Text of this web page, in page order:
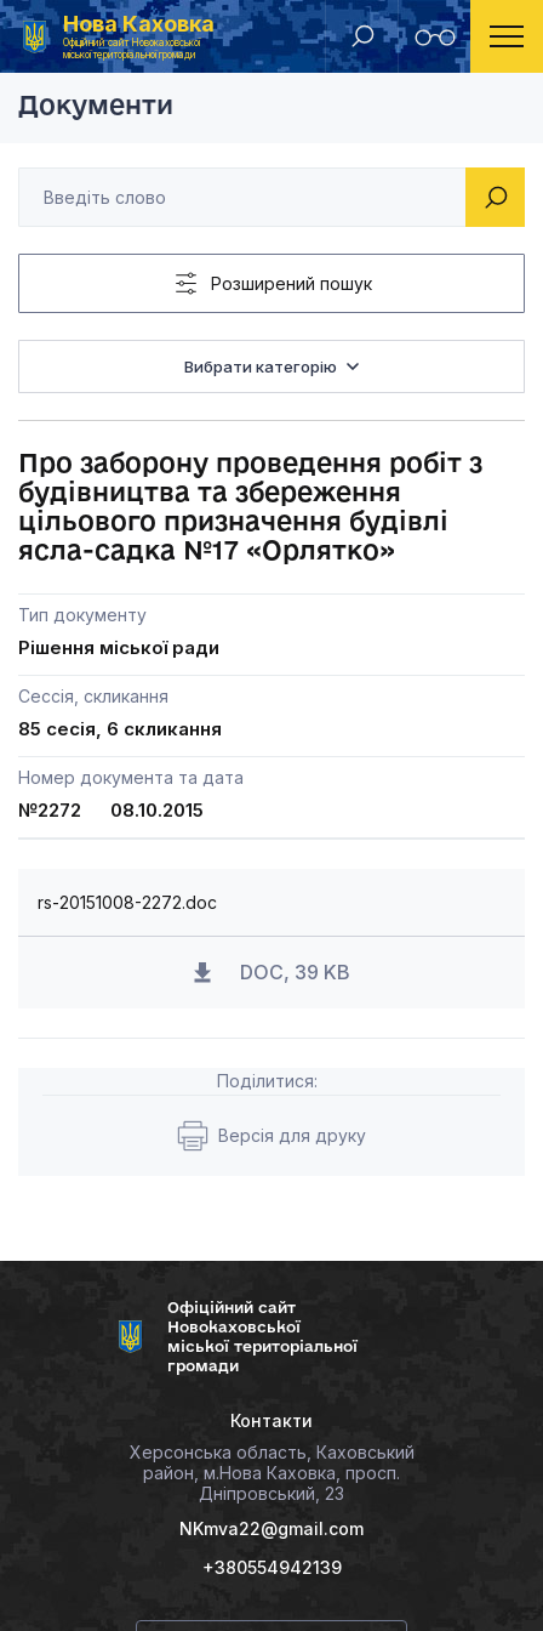
Нова Каховка
Офіційний сайт Новокаховської
міської територіальної громади
Головна Рішення Новокаховської міської ради 2015 рік Про заборону
Документи
Розширений пошук
Вибрати категорію
Про заборону проведення робіт з
будівництва та збереження
цільового призначення будівлі
ясла-садка №17 «Орлятко»
Тип документу
Рішення міської ради
Сессія, скликання
85 сесія, 6 скликання
Номер документа та дата
№2272 08.10.2015
rs-20151008-2272.doc
DOC, 39 KB
Поділитися:
Версія для друку
Офіційний сайт
Новокаховської
міської територіальної
громади
Контакти
Херсонська область, Каховський
район, м.Нова Каховка, просп.
Дніпровський, 23
NKmva22@gmail.com
+380554942139